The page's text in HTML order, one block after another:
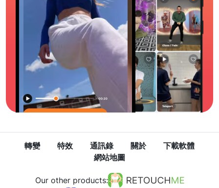
轉變 特效 通訊錄 關於
下載軟體
網站地圖
Our other products: